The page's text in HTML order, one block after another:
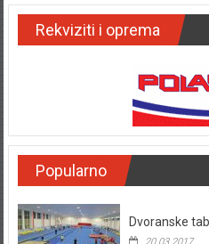
Rekviziti i oprema
Popularno
Dvoranske